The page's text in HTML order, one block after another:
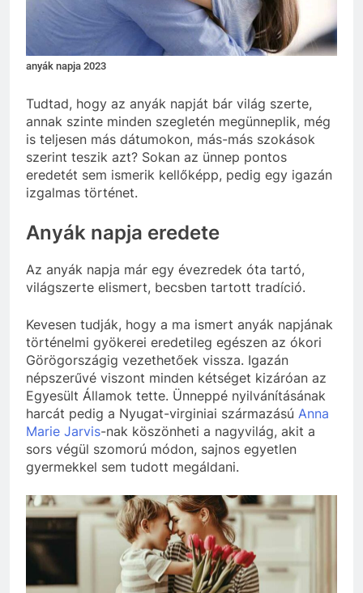
anyák napja 2023
Tudtad, hogy az anyák napját bár világ szerte,
annak szinte minden szegletén megünneplik, még
is teljesen más dátumokon, más-más szokások
szerint teszik azt? Sokan az ünnep pontos
eredetét sem ismerik kellőképp, pedig egy igazán
izgalmas történet.
Anyák napja eredete
Az anyák napja már egy évezredek óta tartó,
világszerte elismert, becsben tartott tradíció.
Kevesen tudják, hogy a ma ismert anyák napjának
történelmi gyökerei eredetileg egészen az ókori
Görögországig vezethetőek vissza. Igazán
népszerűvé viszont minden kétséget kizáróan az
Egyesült Államok tette. Ünneppé nyilvánításának
harcát pedig a Nyugat-virginiai származású Anna
Marie Jarvis-nak köszönheti a nagyvilág, akit a
sors végül szomorú módon, sajnos egyetlen
gyermekkel sem tudott megáldani.